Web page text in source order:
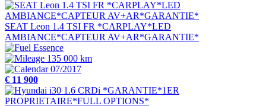
SEAT Leon 1.4 TSI FR *CARPLAY*LED
AMBIANCE*CAPTEUR AV+AR*GARANTIE*
Essence
135 000 km
07/2017
€ 11 900